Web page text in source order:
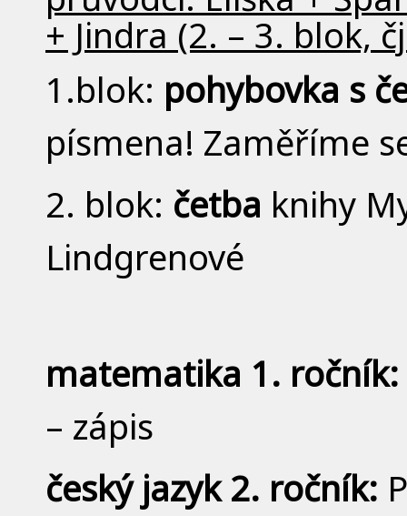
+ Jindra (2. – 3. blok,
1.blok: pohybovka s
písmena! Zaměříme
2. blok: četba knihy
Lindgrenové
matematika 1. ročník:
– zápis
český jazyk 2. ročník: